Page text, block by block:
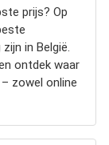
prijs? Op
in België.
ontdek waar
zowel online